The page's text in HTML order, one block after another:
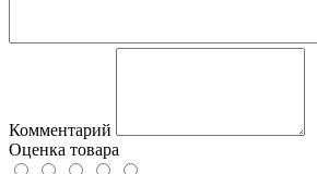
Комментарий
Оценка товара